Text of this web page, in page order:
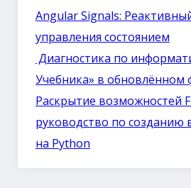
Angular Signals:
управления состоянием
Диагностика по
Учебника» в обновлённом
Раскрытие возможностей
руководство по созданию
на Python